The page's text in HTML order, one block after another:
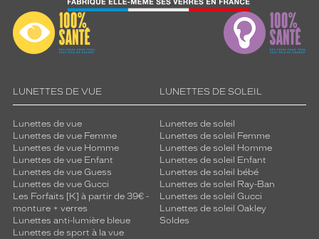
LUNETTES DE VUE
Lunettes de vue
Lunettes de vue Femme
Lunettes de vue Homme
Lunettes de vue Enfant
Lunettes de vue Guess
Lunettes de vue Gucci
Les Forfaits [K] à partir de 39€ -
monture + verres
Lunettes anti-lumière bleue
Lunettes de sport à la vue
LUNETTES DE SOLEIL
Lunettes de soleil
Lunettes de soleil Femme
Lunettes de soleil Homme
Lunettes de soleil Enfant
Lunettes de soleil bébé
Lunettes de soleil Ray-Ban
Lunettes de soleil Gucci
Lunettes de soleil Oakley
Soldes